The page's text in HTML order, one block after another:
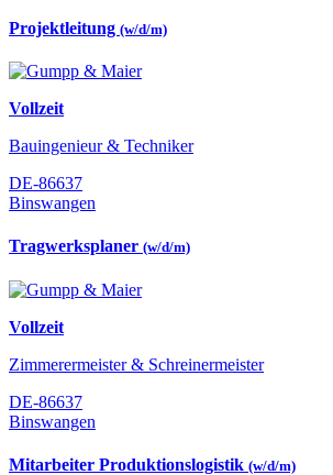
Projektleitung (w/d/m)
Vollzeit
Bauingenieur & Techniker
DE-86637
Binswangen
Tragwerksplaner (w/d/m)
Vollzeit
Zimmerermeister & Schreinermeister
DE-86637
Binswangen
Mitarbeiter Produktionslogistik (w/d/m)